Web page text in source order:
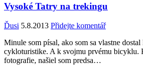
Vysoké Tatry na trekingu
Ďusi 5.8.2013 Přidejte komentář
Minule som písal, ako som sa vlastne
cykloturistike. A k svojmu prvému bicyklu.
fotografie, našiel som predsa…